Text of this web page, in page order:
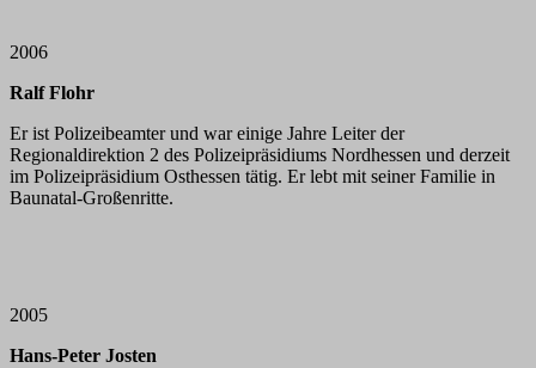
2006
Ralf Flohr
Er ist Polizeibeamter und war einige Jahre Leiter der
Regionaldirektion 2 des Polizeipräsidiums Nordhessen und derzeit
im Polizeipräsidium Osthessen tätig. Er lebt mit seiner Familie in
Baunatal-Großenritte.
2005
Hans-Peter Josten